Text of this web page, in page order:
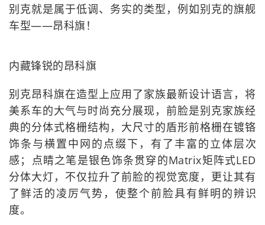
别克就是属于低调、务实的类型，例如别克的旗舰
车型——昂科旗！
内藏锋锐的昂科旗
别克昂科旗在造型上应用了家族最新设计语言，将
美系车的大气与时尚充分展现，前脸是别克家族经
典的分体式格栅结构，大尺寸的盾形前格栅在镀铬
饰条与横置中网的点缀下，有了丰富的立体层次
感；点睛之笔是银色饰条贯穿的Matrix矩阵式LED
分体大灯，不仅拉升了前脸的视觉宽度，更让其有
了鲜活的凌厉气势，使整个前脸具有鲜明的辨识
度。